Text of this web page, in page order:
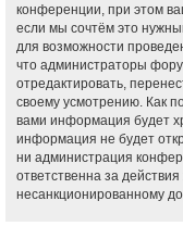
конференции, при этом
если мы сочтём это
для возможности
что администраторы
отредактировать,
своему усмотрению. Как
вами информация будет
информация не будет
ни администрация
ответственна за
несанкционированному